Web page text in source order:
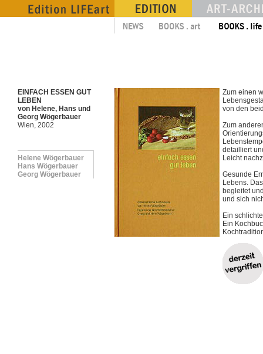
EINFACH ESSEN GUT
LEBEN
von Helene, Hans und
Georg Wögerbauer
Wien, 2002
Helene Wögerbauer
Hans Wögerbauer
Georg Wögerbauer
Zum einen
von den
Zum
detailliert
Leicht
Gesunde
Lebens.
begleitet
und sich
Ein
Ein